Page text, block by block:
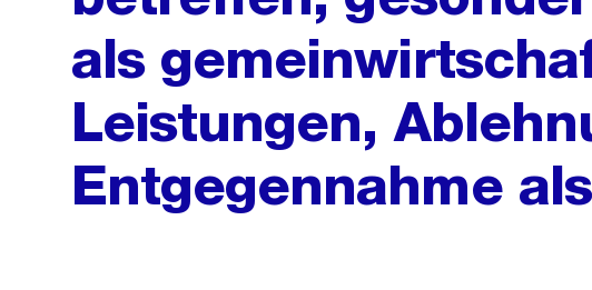
als
Leistungen,
Entgegennahme